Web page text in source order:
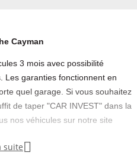
Cayman
3 mois avec possibilité
Les garanties fonctionnent en
quel garage. Si vous souhaitez
de taper "CAR INVEST" dans la
nos véhicules sur notre site
suite 